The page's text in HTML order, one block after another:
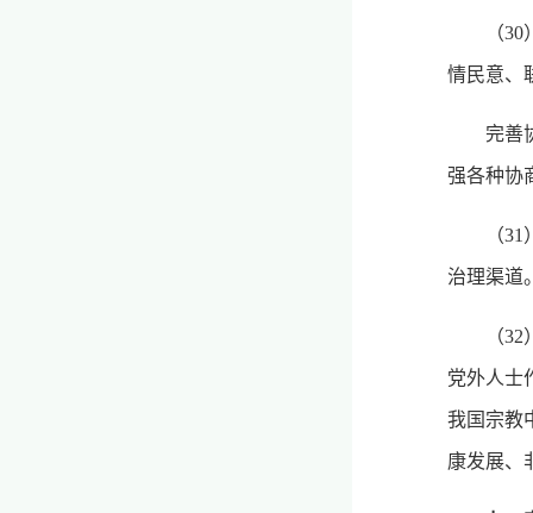
（
情民意、
完善
强各种协
（
治理渠道
（
党外人士
我国宗教
康发展、